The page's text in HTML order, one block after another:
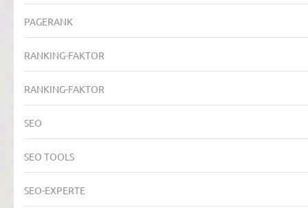
PAGERANK
RANKING-FAKTOR
RANKING-FAKTOR
SEO
SEO TOOLS
SEO-EXPERTE